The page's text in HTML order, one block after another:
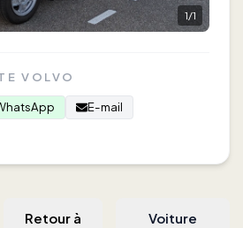
1/1
VOLVO
E-mail
Retour à
Voiture